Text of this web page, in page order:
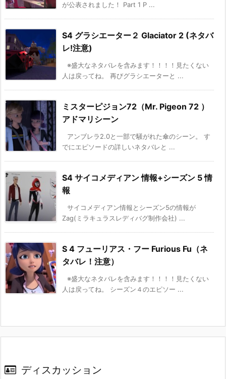
が公表されました！ Part 1 P ...
S4 グラシエーター２ Glaciator 2 (ネタバ
レ!注意)
※盛大なネタバレを含みます！！！！見たくない
人は戻ってね。 再びグラシエーターと ...
ミスターピジョン72（Mr. Pigeon 72 ）
アドマリシーン
アンブレラ2.0と一部で騒がれた傘のシーン。 す
でにエピソードの詳しいネタバレと ...
S4 サイコメディアン 情報+シーズン 5 情
報
サイコメディアン情報とシーズン5の情報が
Zag(ミラキュラスレディバグ制作会社) ...
S 4 フューリアス・フー Furious Fu（ネ
タバレ！注意）
※盛大なネタバレを含みます！！！！見たくない
人は戻ってね。 シーズン４のエピソー ...
ディスカッション